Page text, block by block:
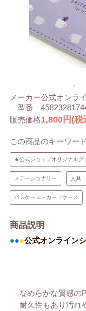
メーカー公式オンラ
型番
販売価格1,800円(税
この商品のキーワード
★公式ショップオリジナルグ
ステーショナリー 文具
パスケース・カードケース
商品説明
●●●公式オンライン
なめらかな質感の
耐久性もあり汚れ